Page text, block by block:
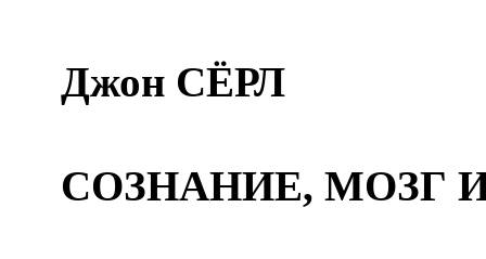
Джон СЁРЛ
СОЗНАНИЕ, МОЗГ